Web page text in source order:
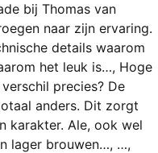
bij Thomas van
naar zijn ervaring.
details waarom
het leuk is…, Hoge
precies? De
anders. Dit zorgt
karakter. Ale, ook wel
lager brouwen…, …,